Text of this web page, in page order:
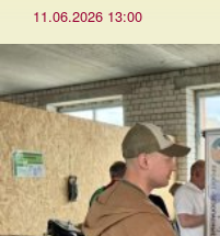
11.06.2026 13:00